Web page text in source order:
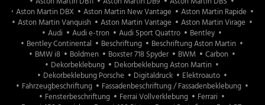
Sichtschutz
Sonnenschutz
Team
Aston Martin DBX
Aston Martin New Vantage
Aston Martin Rapide
Aston Martin Vanquish
Aston Martin Vantage
Aston Martin Virage
Audi
Audi e-tron Audi Sport Quattro
Bentley
Bentley Continental
Beschriftung
Beschriftung Aston Martin
BMW i8
Boldmen Boxster 718 Spyder BWM
Carbon
Dekorbeklebung
Dekorbeklebung Aston Martin
Dekorbeklebung Porsche
Digitaldruck
Elektroauto
Fahrzeugbeschriftung
Fassadenbeschriftung / Fassadenbeklebung
Fensterbeschriftung
Ferrai Vollverklebung
Ferrari